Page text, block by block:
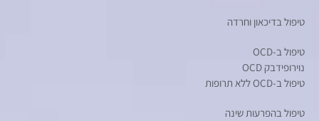
טיפול בדיכאון וחרדה
טיפול ב-OCD
נוירופידבק OCD
טיפול ב-OCD ללא תרופות
טיפול בהפרעות שינה